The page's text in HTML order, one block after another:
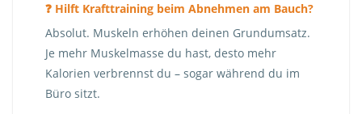
❓ Hilft Krafttraining beim Abnehmen am Bauch?
Absolut. Muskeln erhöhen deinen Grundumsatz.
Je mehr Muskelmasse du hast, desto mehr
Kalorien verbrennst du – sogar während du im
Büro sitzt.